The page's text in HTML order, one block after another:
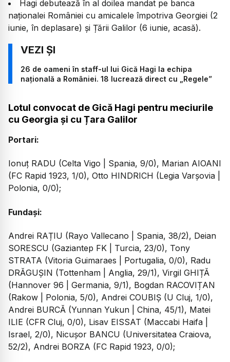
Hagi debutează în al doilea mandat pe banca
naționalei României cu amicalele împotriva Georgiei (2
iunie, în deplasare) și Țării Galilor (6 iunie, acasă).
26 de oameni în staff-ul lui Gică Hagi la echipa
națională a României. 18 lucrează direct cu „Regele”
Lotul convocat de Gică Hagi pentru meciurile
cu Georgia și cu Țara Galilor
Portari:
Ionuț RADU (Celta Vigo | Spania, 9/0), Marian AIOANI
(FC Rapid 1923, 1/0), Otto HINDRICH (Legia Varșovia |
Polonia, 0/0);
Fundași:
Andrei RAȚIU (Rayo Vallecano | Spania, 38/2), Deian
SORESCU (Gaziantep FK | Turcia, 23/0), Tony
STRATA (Vitoria Guimaraes | Portugalia, 0/0), Radu
DRĂGUȘIN (Tottenham | Anglia, 29/1), Virgil GHIȚĂ
(Hannover 96 | Germania, 9/1), Bogdan RACOVIȚAN
(Rakow | Polonia, 5/0), Andrei COUBIȘ (U Cluj, 1/0),
Andrei BURCĂ (Yunnan Yukun | China, 45/1), Matei
ILIE (CFR Cluj, 0/0), Lisav EISSAT (Maccabi Haifa |
Israel, 2/0), Nicușor BANCU (Universitatea Craiova,
52/2), Andrei BORZA (FC Rapid 1923, 0/0);